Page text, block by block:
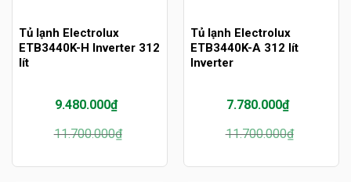
Tủ lạnh Electrolux
ETB3440K-H Inverter 312
lít
11.700.000₫
Giá
gốc
11.700.000₫.
9.480.000₫
Giá
hiện
là:
Tủ lạnh Electrolux
ETB3440K-A 312 lít
Inverter
11.700.000₫
Giá
gốc
11.700.000₫.
7.780.000₫
Giá
hiện
là: